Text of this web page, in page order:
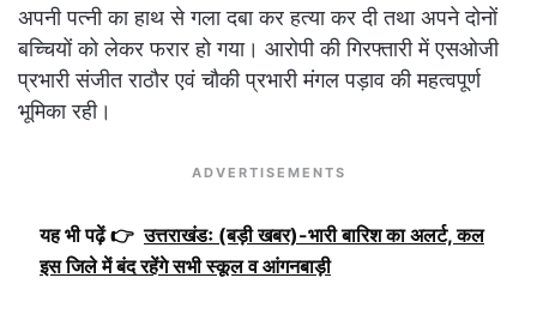
अपनी पत्नी का हाथ से गला दबा कर हत्या कर दी तथा अपने दोनों
बच्चियों को लेकर फरार हो गया। आरोपी की गिरफ्तारी में एसओजी
प्रभारी संजीत राठौर एवं चौकी प्रभारी मंगल पड़ाव की महत्वपूर्ण
भूमिका रही।
ADVERTISEMENTS
यह भी पढ़ें 👉 उत्तराखंडः (बड़ी खबर)-भारी बारिश का अलर्ट, कल
इस जिले में बंद रहेंगे सभी स्कूल व आंगनबाड़ी